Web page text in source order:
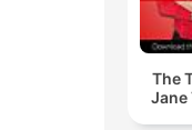
The